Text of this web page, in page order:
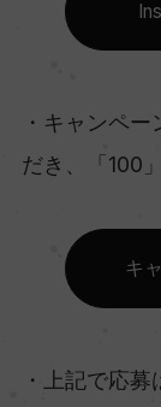
・キャンペ
だき、「100
キ
・上記で応